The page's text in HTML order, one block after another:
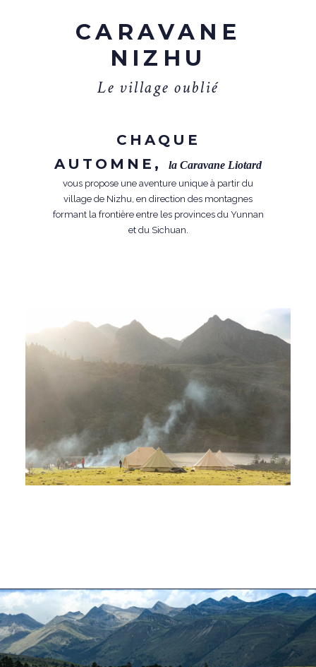
CARAVANE
NIZHU
Le village oublié
CHAQUE
AUTOMNE,
la Caravane Liotard
vous propose une aventure unique à partir du
village de Nizhu, en direction des montagnes
formant la frontière entre les provinces du Yunnan
et du Sichuan.